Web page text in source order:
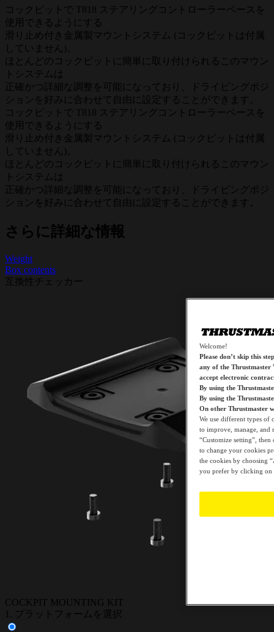
コックピットで T818 ステアリングコントローラーベースを
使用できるようにする
滑り止め付き金属製マウントシステム (コックピットは付属
していません)。
ほとんどのコックピットに簡単に取り付けられるこのマウン
トシステムは
正確かつ詳細な調整を可能になっており、ドライビングポジ
ションを好みに合わせて自由に設定することができます。
コックピットで T818 ステアリングコントローラーベースを
使用できるようにする
滑り止め付き金属製マウントシステム (コックピットは付属
していません)。
ほとんどのコックピットに簡単に取り付けられるこのマウン
トシステムは
正確かつ詳細な調整を可能になっており、ドライビングポジ
ションを好みに合わせて自由に設定することができます。
さらに詳細な情報
Weight
Box contents
互換性チェッカー
COCKPIT MOUNTING KIT
1. プラットフォームを選択
Welcome!
Please don’t skip this step
any of the Thrustmaster
accept electronic
By using the
By using the
On other Thrustmaster
We use different types of
to improve, manage, and
“Customize setting”,
to change your cookies
the cookies by choosing
you prefer by clicking on